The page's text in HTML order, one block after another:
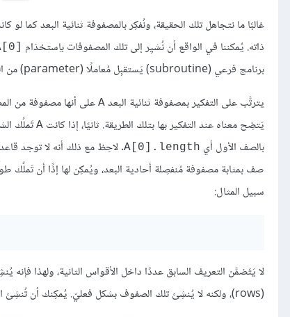
ذاته. يُمكننا في الواقع أن نُشيِر إلى تلك المصفوفات باِستخدَام
برنامج فرعي (subroutine) يَستقبِل مُعاملًا (parameter) من النوع
يترتَّب على التفكير بمصفوفة ثنائية البعد A على أنها مصفوفة من
يَتضِح معناه عند التفكير بها بتلك الطريقة. ثانيًا، إذا كانت A تَملُك
بالصف الأول أي A[0].length. لاحِظ مع ذلك أنه لا توجد
سبيل المثال:
(rows)، ولكنه لا يُنشِئ تلك الصفوف بشكل فعليّ. يُمكِنك أن تُنشِئ الصفوف